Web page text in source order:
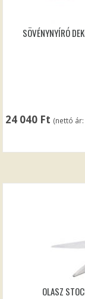
SÖVÉNYNYÍRÓ
24 040 Ft (nettó ár:
OLASZ